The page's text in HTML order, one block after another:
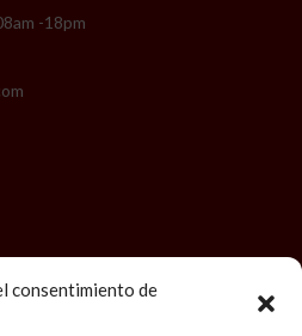
consentimiento de
-18pm